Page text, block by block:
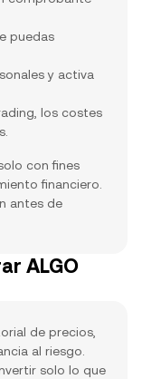
puedas
y activa
los costes
con fines
financiero.
antes de
ALGO
de precios,
al riesgo.
solo lo que